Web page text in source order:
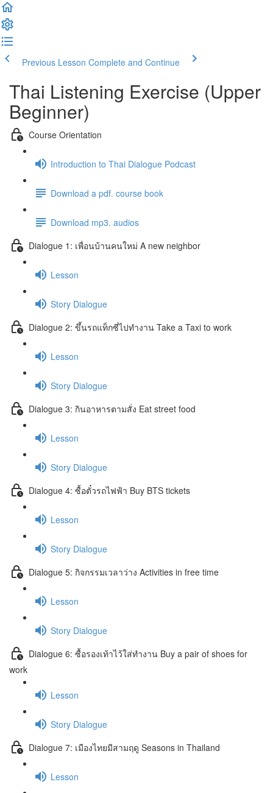
Previous Lesson Complete and Continue
Thai Listening Exercise (Upper
Beginner)
Course Orientation
Introduction to Thai Dialogue Podcast
Download a pdf. course book
Download mp3. audios
Dialogue 1: เพื่อนบ้านคนใหม่ A new neighbor
Lesson
Story Dialogue
Dialogue 2: ขึ้นรถแท็กซี่ไปทำงาน Take a Taxi to work
Lesson
Story Dialogue
Dialogue 3: กินอาหารตามสั่ง Eat street food
Lesson
Story Dialogue
Dialogue 4: ซื้อตั๋วรถไฟฟ้า Buy BTS tickets
Lesson
Story Dialogue
Dialogue 5: กิจกรรมเวลาว่าง Activities in free time
Lesson
Story Dialogue
Dialogue 6: ซื้อรองเท้าไว้ใส่ทำงาน Buy a pair of shoes for
work
Lesson
Story Dialogue
Dialogue 7: เมืองไทยมีสามฤดู Seasons in Thailand
Lesson